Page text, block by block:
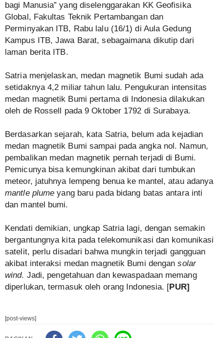
bagi Manusia” yang diselenggarakan KK Geofisika
Global, Fakultas Teknik Pertambangan dan
Perminyakan ITB, Rabu lalu (16/1) di Aula Gedung
Kampus ITB, Jawa Barat, sebagaimana dikutip dari
laman berita ITB.
Satria menjelaskan, medan magnetik Bumi sudah ada
setidaknya 4,2 miliar tahun lalu. Pengukuran intensitas
medan magnetik Bumi pertama di Indonesia dilakukan
oleh de Rossell pada 9 Oktober 1792 di Surabaya.
Berdasarkan sejarah, kata Satria, belum ada kejadian
medan magnetik Bumi sampai pada angka nol. Namun,
pembalikan medan magnetik pernah terjadi di Bumi.
Pemicunya bisa kemungkinan akibat dari tumbukan
meteor, jatuhnya lempeng benua ke mantel, atau adanya
mantle plume yang baru pada bidang batas antara inti
dan mantel bumi.
Kendati demikian, ungkap Satria lagi, dengan semakin
bergantungnya kita pada telekomunikasi dan komunikasi
satelit, perlu disadari bahwa mungkin terjadi gangguan
akibat interaksi medan magnetik Bumi dengansolar
wind. Jadi, pengetahuan dan kewaspadaan memang
diperlukan, termasuk oleh orang Indonesia. [PUR]
[post-views]